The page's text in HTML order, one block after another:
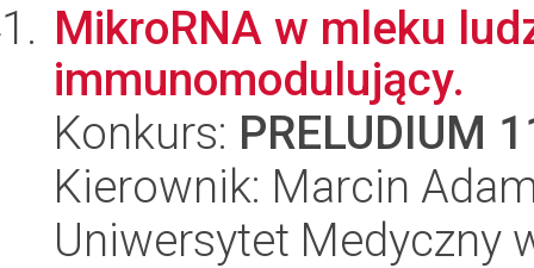
MikroRNA w mleku
immunomodulujący.
Konkurs: PRELUDIUM
Kierownik: Marcin
Uniwersytet Medyczny